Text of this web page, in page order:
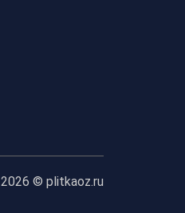
2026 © plitkaoz.ru